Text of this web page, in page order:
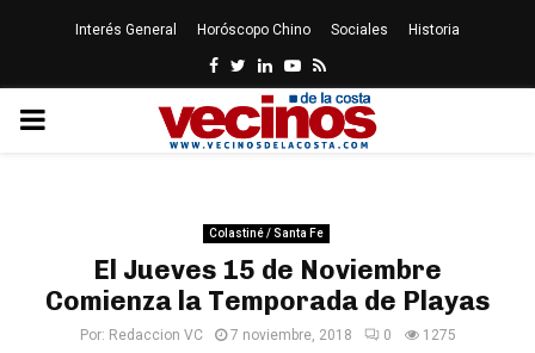
Interés General Horóscopo Chino Sociales Historia
Facebook
Twitter
LinkedinYoutube
Rss
PRIMARY
Colastiné / Santa Fe
El Jueves 15 de Noviembre
Comienza la Temporada de Playas
Por: Redaccion VC 7 noviembre, 2018 0 1275